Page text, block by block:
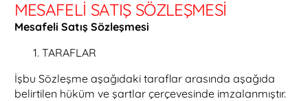
MESAFELI SATIŞ SÖZLEŞMESI
Mesafeli Satış Sözleşmesi
TARAFLAR
İşbu Sözleşme aşağıdaki taraflar arasında aşağıda
belirtilen hüküm ve şartlar çerçevesinde imzalanmıştır.